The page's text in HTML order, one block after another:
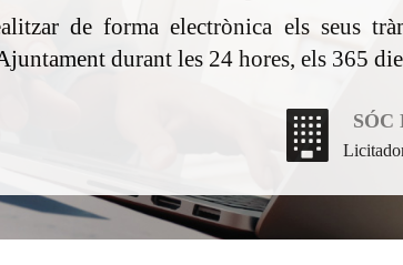
de forma electrònica els seus
durant les 24 hores, els 365
SÓC